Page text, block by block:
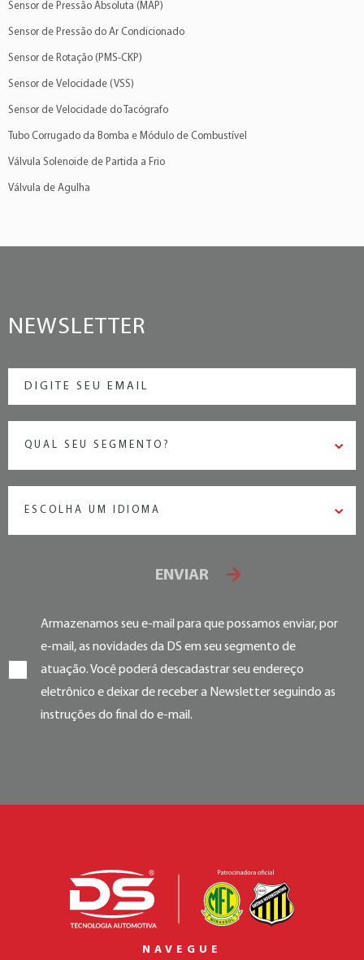
Sensor de Pressão Absoluta (MAP)
Sensor de Pressão do Ar Condicionado
Sensor de Rotação (PMS-CKP)
Sensor de Velocidade (VSS)
Sensor de Velocidade do Tacógrafo
Tubo Corrugado da Bomba e Módulo de Combustível
Válvula Solenoide de Partida a Frio
Válvula de Agulha
NEWSLETTER
QUAL SEU SEGMENTO?
ESCOLHA UM IDIOMA
ENVIAR
Armazenamos seu e-mail para que possamos enviar, por
e-mail, as novidades da DS em seu segmento de
atuação. Você poderá descadastrar seu endereço
eletrônico e deixar de receber a Newsletter seguindo as
instruções do final do e-mail.
NAVEGUE